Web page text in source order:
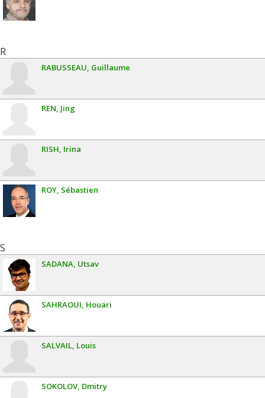
R
RABUSSEAU Guillaume
REN Jing
RISH Irina
ROY Sébastien
S
SADANA Utsav
SAHRAOUI Houari
SALVAIL Louis
SOKOLOV Dmitry